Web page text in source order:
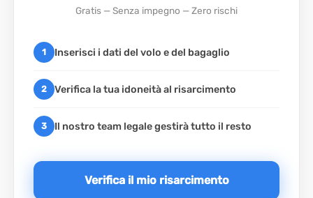
Gratis — Senza impegno — Zero rischi
1 Inserisci i dati del volo e del bagaglio
2 Verifica la tua idoneità al risarcimento
3 Il nostro team legale gestirà tutto il resto
Verifica il mio risarcimento